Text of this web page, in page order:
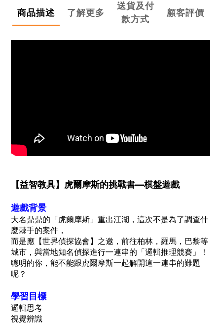
商品描述 了解更多
送貨及付
款方式
顧客評價
【益智教具】虎爾摩斯的挑戰書—棋盤遊戲
遊戲背景
大名鼎鼎的「虎爾摩斯」重出江湖， 這次不是為了調查什
麼棘手的案件，
而是應【世界偵探協會】之邀， 前往柏林，羅馬，巴黎等
城市， 與當地知名偵探進行一連串的「邏輯推理競賽」！
聰明的你， 能不能跟虎爾摩斯一起解開這一連串的難題
呢？
學習目標
邏輯思考
視覺辨識